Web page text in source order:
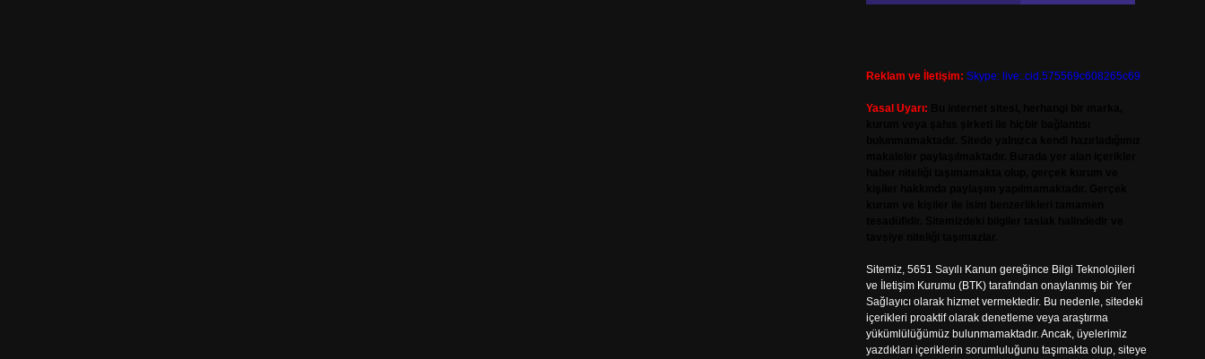
Reklam ve İletişim: Skype: live:.cid.575569c608265c69
Yasal Uyarı:
Sitemiz, 5651 Sayılı Kanun gereğince Bilgi Teknolojileri
ve İletişim Kurumu (BTK) tarafından onaylanmış bir Yer
Sağlayıcı olarak hizmet vermektedir. Bu nedenle, sitedeki
içerikleri proaktif olarak denetleme veya araştırma
yükümlülüğümüz bulunmamaktadır. Ancak, üyelerimiz
yazdıkları içeriklerin sorumluluğunu taşımakta olup, siteye